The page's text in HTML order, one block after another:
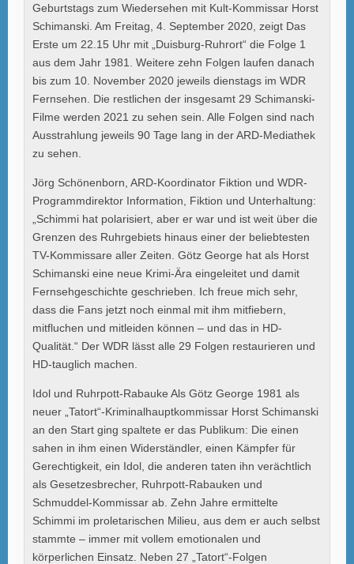
Geburtstags zum Wiedersehen mit Kult-Kommissar Horst
Schimanski. Am Freitag, 4. September 2020, zeigt Das
Erste um 22.15 Uhr mit „Duisburg-Ruhrort“ die Folge 1
aus dem Jahr 1981. Weitere zehn Folgen laufen danach
bis zum 10. November 2020 jeweils dienstags im WDR
Fernsehen. Die restlichen der insgesamt 29 Schimanski-
Filme werden 2021 zu sehen sein. Alle Folgen sind nach
Ausstrahlung jeweils 90 Tage lang in der ARD-Mediathek
zu sehen.
Jörg Schönenborn, ARD-Koordinator Fiktion und WDR-
Programmdirektor Information, Fiktion und Unterhaltung:
„Schimmi hat polarisiert, aber er war und ist weit über die
Grenzen des Ruhrgebiets hinaus einer der beliebtesten
TV-Kommissare aller Zeiten. Götz George hat als Horst
Schimanski eine neue Krimi-Ära eingeleitet und damit
Fernsehgeschichte geschrieben. Ich freue mich sehr,
dass die Fans jetzt noch einmal mit ihm mitfiebern,
mitfluchen und mitleiden können – und das in HD-
Qualität.“ Der WDR lässt alle 29 Folgen restaurieren und
HD-tauglich machen.
Idol und Ruhrpott-Rabauke Als Götz George 1981 als
neuer „Tatort“-Kriminalhauptkommissar Horst Schimanski
an den Start ging spaltete er das Publikum: Die einen
sahen in ihm einen Widerständler, einen Kämpfer für
Gerechtigkeit, ein Idol, die anderen taten ihn verächtlich
als Gesetzesbrecher, Ruhrpott-Rabauken und
Schmuddel-Kommissar ab. Zehn Jahre ermittelte
Schimmi im proletarischen Milieu, aus dem er auch selbst
stammte – immer mit vollem emotionalen und
körperlichen Einsatz. Neben 27 „Tatort“-Folgen